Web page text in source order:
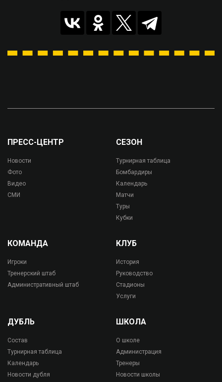
ПРЕСС-ЦЕНТР
Новости
Фото
Видео
СМИ
СЕЗОН
Турнирная таблица
Бомбардиры
Календарь
Матчи
Туры
Кубки
КОМАНДА
Игроки
Тренерский штаб
Административный штаб
КЛУБ
История
Руководство
Стадионы
Услуги
ДУБЛЬ
Состав
Турнирная таблица
Календарь
Новости дубля
ШКОЛА
О школе
Администрация
Тренеры
Новости школы